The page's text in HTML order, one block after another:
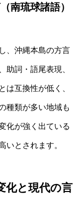
南琉球諸語）
、沖縄本島の方言
助詞・語尾表現、
は互換性が低く、
種類が多い地域も
化が強く出ている
いとされます。
化と現代の言